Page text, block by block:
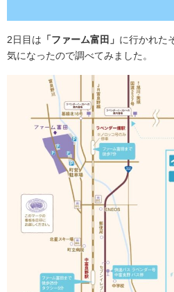
2日目は 「ファーム富田」 に行かれた
気になったので調べてみました。